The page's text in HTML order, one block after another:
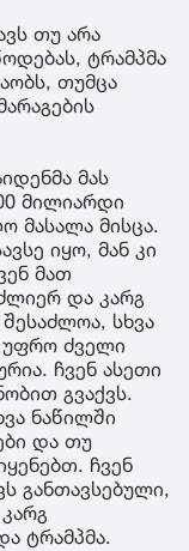
თუ არა
ტრამპმა
თუმცა
მას
მილიარდი
მასალა მისცა.
იყო, მან კი
მათ
და კარგ
სხვა
უფრო ძველი
ჩვენ ასეთი
გვაქვს.
ნაწილში
და თუ
ჩვენ
განთავსებული,
ტრამპმა.